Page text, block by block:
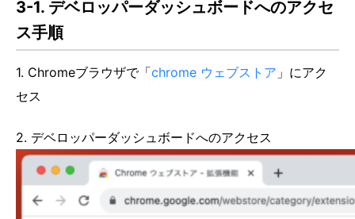
3-1. デベロッパーダッシュボードへのアクセ
ス手順
1. Chromeブラウザで「chrome ウェブストア 」にアク
セス
2. デベロッパーダッシュボードへのアクセス